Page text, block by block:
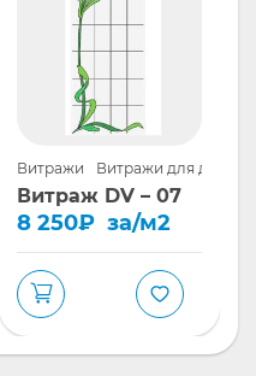
Витражи Витражи для дверей
Витраж DV – 07
8 250₽ за/м2